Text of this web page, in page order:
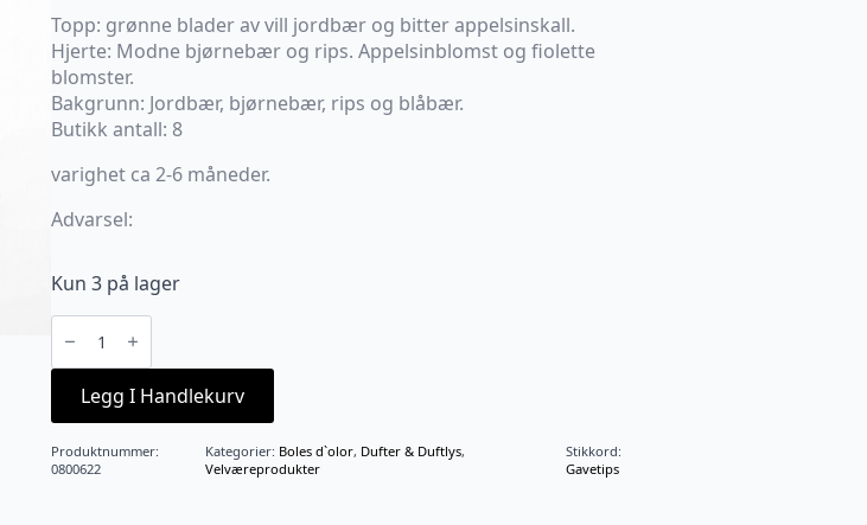
Topp: grønne blader av vill jordbær og bitter appelsinskall.
Hjerte: Modne bjørnebær og rips. Appelsinblomst og fiolette
blomster.
Bakgrunn: Jordbær, bjørnebær, rips og blåbær.
Butikk antall: 8
varighet ca 2-6 måneder.
Advarsel:
Kun 3 på lager
Fruto
rojos
300ml
m/pinner
antallLegg I Handlekurv
Produktnummer:
0800622
Kategorier: Boles d`olor, Dufter & Duftlys,
Velværeprodukter
Stikkord:
Gavetips